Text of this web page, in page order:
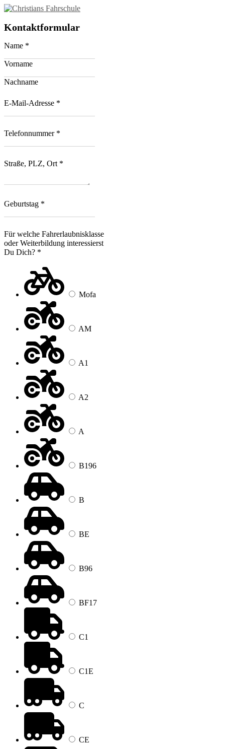
Kontaktformular
Name *
Vorname
Nachname
E-Mail-Adresse *
Telefonnummer *
Straße, PLZ, Ort *
Geburtstag *
Für welche Fahrerlaubnisklasse
oder Weiterbildung interessierst
Du Dich? *
Mofa
AM
A1
A2
A
B196
B
BE
B96
BF17
C1
C1E
C
CE